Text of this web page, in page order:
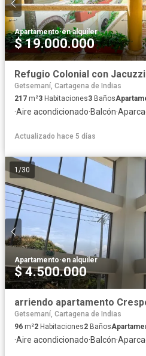
Apartamento·en alquiler
$ 19.000.000
Refugio Colonial con
Getsemaní, Cartagena de Indias
217 m²3 Habitaciones3 Baños
·Aire acondicionado·Balcón·
Actualizado hace 5 días
1 /30
Apartamento·en alquiler
$ 4.500.000
Getsemaní, Cartagena de Indias
96 m²2 Habitaciones2 Baños
·Aire acondicionado·Balcón·